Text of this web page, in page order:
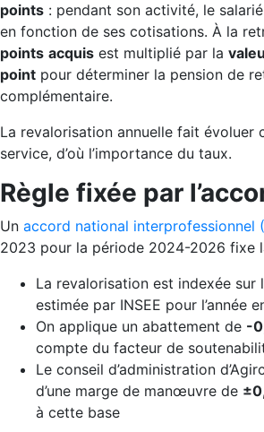
points : pendant son activité, le
en fonction de ses cotisations. À la
points acquis est multiplié par la
point pour déterminer la pension de
complémentaire.
La revalorisation annuelle fait évoluer
service, d’où l’importance du taux.
Règle fixée par
Un accord national interprofessionnel
2023 pour la période 2024-2026 fixe
La revalorisation est indexée sur
estimée par INSEE pour l’année
On applique un abattement de -
compte du facteur de
Le conseil d’administration
d’une marge de manœuvre de
à cette base